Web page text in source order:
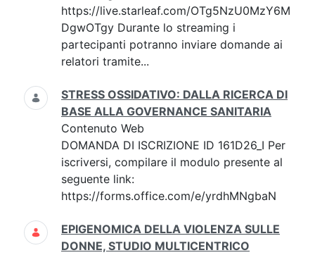
https://live.starleaf.com/OTg5NzU0MzY6M
DgwOTgy Durante lo streaming i
partecipanti potranno inviare domande ai
relatori tramite...
STRESS OSSIDATIVO: DALLA RICERCA DI
BASE ALLA GOVERNANCE SANITARIA
Contenuto Web
DOMANDA DI ISCRIZIONE ID 161D26_I Per
iscriversi, compilare il modulo presente al
seguente link:
https://forms.office.com/e/yrdhMNgbaN
EPIGENOMICA DELLA VIOLENZA SULLE
DONNE, STUDIO MULTICENTRICO